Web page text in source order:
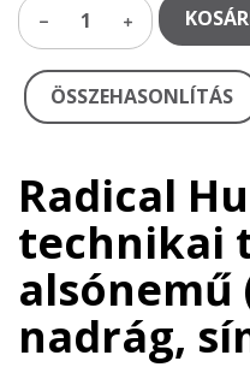
1
ÖSSZEHASONLÍTÁS
Radical
technikai
alsónemű
nadrág,